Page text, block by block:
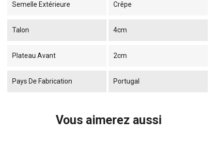
Semelle Extérieure Crêpe
Talon 4cm
Plateau Avant 2cm
Pays De Fabrication Portugal
Vous aimerez aussi